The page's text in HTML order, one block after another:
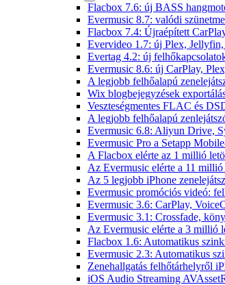
Flacbox 7.6: új BASS
Evermusic 8.7: valódi
Flacbox 7.4: Újraépített
Evervideo 1.7: új Plex, Jellyfin,
Evertag 4.2: új
Evermusic 8.6: új CarPlay,
A legjobb felhőalapú
Wix blogbejegyzések
Veszteségmentes FLAC és
A legjobb felhőalapú
Evermusic 6.8: Aliyun Drive,
Evermusic Pro a Setapp
A Flacbox elérte az 1 millió
Az Evermusic elérte a 11
Az 5 legjobb iPhone
Evermusic promóciós videó:
Evermusic 3.6: CarPlay,
Evermusic 3.1: Crossfade,
Az Evermusic elérte a 3 millió
Flacbox 1.6: Automatikus
Evermusic 2.3: Automatikus
Zenehallgatás felhőtárhelyről
iOS Audio Streaming